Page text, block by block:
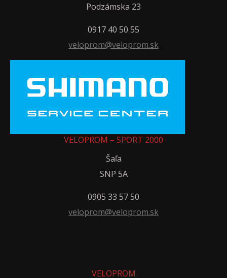
Podzámska 23
0917 40 50 55
veloprom@veloprom.sk
VELOPROM – SPORT 2000
Šaľa
SNP 5A
0905 33 57 50
veloprom@veloprom.sk
VELOPROM